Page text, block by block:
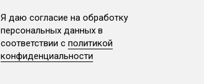
Я даю согласие на обработку
персональных данных в
соответствии с политикой
конфиденциальности